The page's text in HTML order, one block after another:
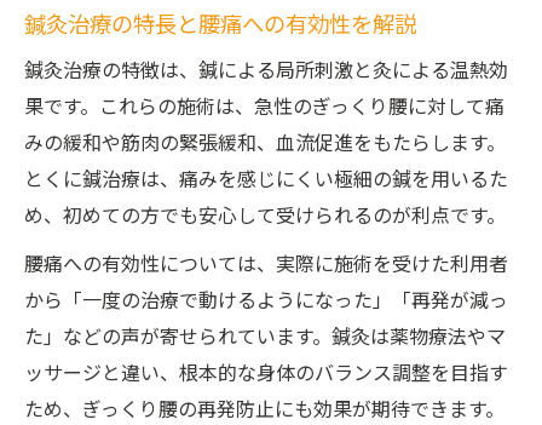
鍼灸治療の特長と腰痛への有効性を解説
鍼灸治療の特徴は、鍼による局所刺激と灸による温熱効
果です。これらの施術は、急性のぎっくり腰に対して痛
みの緩和や筋肉の緊張緩和、血流促進をもたらします。
とくに鍼治療は、痛みを感じにくい極細の鍼を用いるた
め、初めての方でも安心して受けられるのが利点です。
腰痛への有効性については、実際に施術を受けた利用者
から「一度の治療で動けるようになった」「再発が減っ
た」などの声が寄せられています。鍼灸は薬物療法やマ
ッサージと違い、根本的な身体のバランス調整を目指す
ため、ぎっくり腰の再発防止にも効果が期待できます。